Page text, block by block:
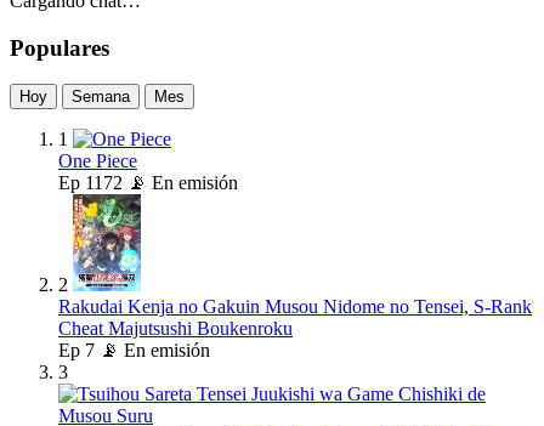
Populares
Hoy Semana Mes
1
One Piece
Ep 1172 📡 En emisión
2
Rakudai Kenja no Gakuin Musou Nidome no Tensei, S-Rank
Cheat Majutsushi Boukenroku
Ep 7 📡 En emisión
3